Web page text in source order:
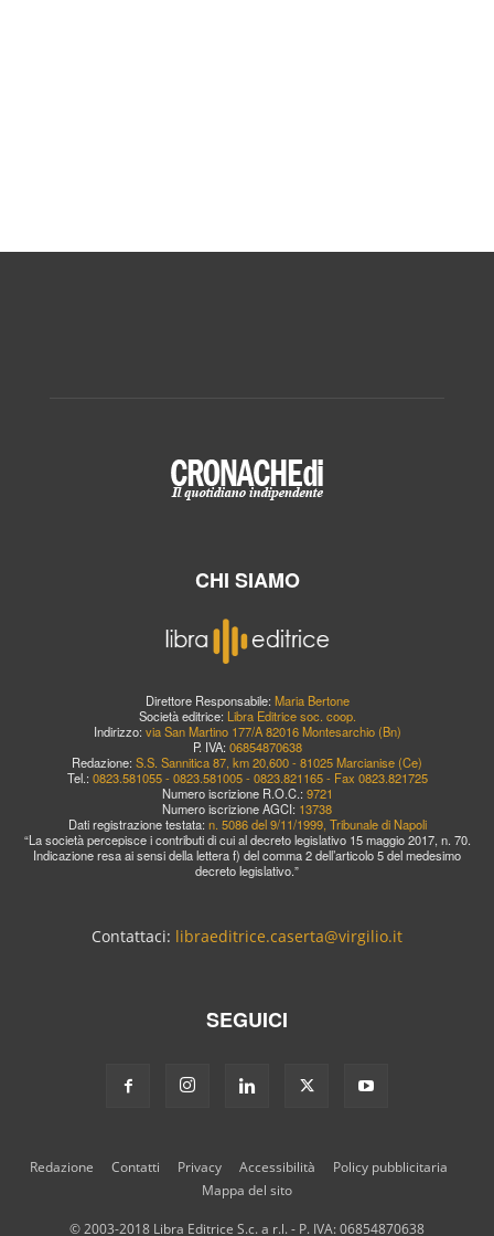
CHI SIAMO
Direttore Responsabile: Maria Bertone
Società editrice: Libra Editrice soc. coop.
Indirizzo: via San Martino 177/A 82016 Montesarchio (Bn)
P. IVA: 06854870638
Redazione: S.S. Sannitica 87, km 20,600 - 81025 Marcianise (Ce)
Tel.: 0823.581055 - 0823.581005 - 0823.821165 - Fax 0823.821725
Numero iscrizione R.O.C.: 9721
Numero iscrizione AGCI: 13738
Dati registrazione testata: n. 5086 del 9/11/1999, Tribunale di Napoli
“La società percepisce i contributi di cui al decreto legislativo 15 maggio 2017, n. 70.
Indicazione resa ai sensi della lettera f) del comma 2 dell’articolo 5 del medesimo
decreto legislativo.”
Contattaci: libraeditrice.caserta@virgilio.it
SEGUICI
Redazione Contatti Privacy Accessibilità
Policy pubblicitaria
Mappa del sito
© 2003-2018 Libra Editrice S.c. a r.l. - P. IVA: 06854870638